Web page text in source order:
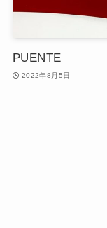
PUENTE
2022年8月5日